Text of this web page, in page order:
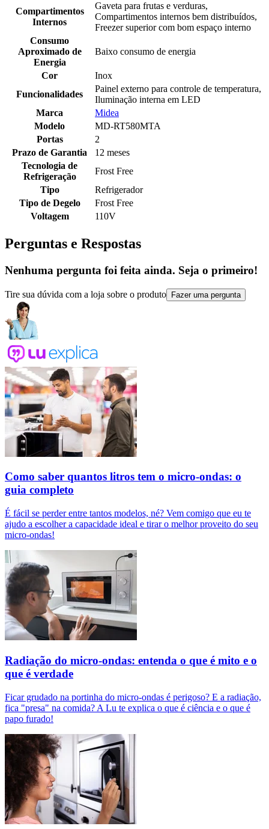
Compartimentos
Internos
Gaveta para frutas e verduras,
Compartimentos internos bem distribuídos,
Freezer superior com bom espaço interno
Consumo
Aproximado de
Energia
Baixo consumo de energia
Cor
Inox
Funcionalidades
Painel externo para controle de temperatura,
Iluminação interna em LED
Marca
Midea
Modelo
MD-RT580MTA
Portas
2
Prazo de Garantia
12 meses
Tecnologia de
Refrigeração
Frost Free
Tipo
Refrigerador
Tipo de Degelo
Frost Free
Voltagem
110V
Perguntas e Respostas
Nenhuma pergunta foi feita ainda. Seja o primeiro!
Tire sua dúvida com a loja sobre o produto Fazer uma pergunta
Como saber quantos litros tem o micro-ondas: o
guia completo
É fácil se perder entre tantos modelos, né? Vem comigo que eu te
ajudo a escolher a capacidade ideal e tirar o melhor proveito do seu
micro-ondas!
Radiação do micro-ondas: entenda o que é mito e o
que é verdade
Ficar grudado na portinha do micro-ondas é perigoso? E a radiação,
fica "presa" na comida? A Lu te explica o que é ciência e o que é
papo furado!